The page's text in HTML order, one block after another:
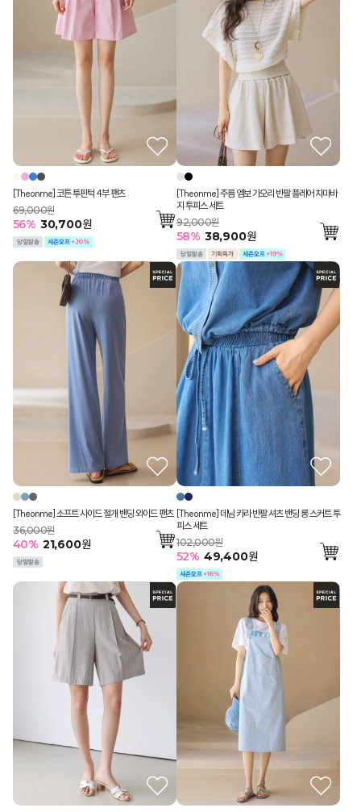
[Theonme] 코튼 투핀턱 4부 팬츠
69,000원
56% 30,700원
[Theonme] 주름 엠보 가오리 반팔 플레어 치마바
지 투피스 세트
92,000원
58% 38,900원
[Theonme] 소프트 사이드 절개 밴딩 와이드 팬츠
36,000원
40% 21,600원
[Theonme] 데님 카라 반팔 셔츠 밴딩 롱 스커트 투
피스 세트
102,000원
52% 49,400원